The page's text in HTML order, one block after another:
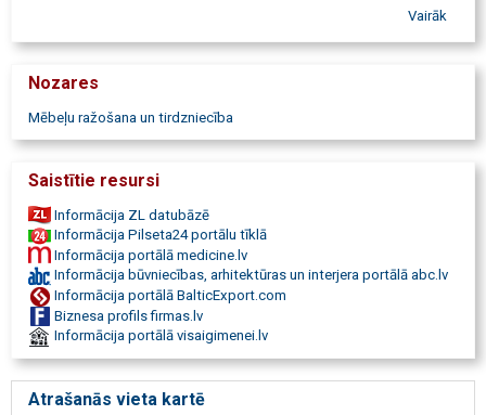
cinkoti metāla plaukti, metāla drēbju skapji, dokumentu skapji,
elektriski augstumā regulējami galdi, paceļamie galdi, atvilktņu
pansionātiem, gultasveļa internātskolām, gultasveļa bērnudārziem,
virtuves krēsli, viesistabas mēbeles, biroja galdi, ofisa krēsli, virtuves
galdi mazai virtuvei, virtuves stūris, virtuves stūra komplekts,
Vairāk
Nozares
Mēbeļu ražošana un tirdzniecība
Saistītie resursi
Informācija ZL datubāzē
Informācija Pilseta24 portālu tīklā
Informācija portālā medicine.lv
Informācija būvniecības, arhitektūras un interjera portālā abc.lv
Informācija portālā BalticExport.com
Biznesa profils firmas.lv
Informācija portālā visaigimenei.lv
Atrašanās vieta kartē